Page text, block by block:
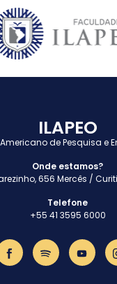
ILAPEO
de Pesquisa e
Onde estamos?
656 Mercês /
Telefone
+55 41 3595 6000